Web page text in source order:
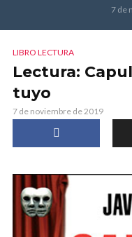
7 de
LIBRO LECTURA
Lectura:
tuyo
7 de noviembre de 2019